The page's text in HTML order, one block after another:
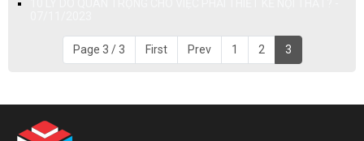
Page 3 / 3 First Prev 1 2 3